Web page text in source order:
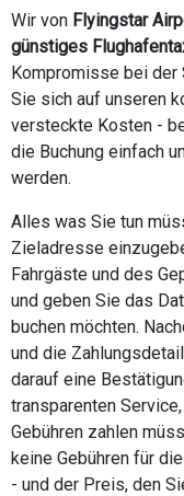
Wir von Flyingstar
günstiges
Kompromisse bei der
Sie sich auf unseren
versteckte Kosten -
die Buchung einfach
werden.
Alles was Sie tun
Zieladresse
Fahrgäste und des
und geben Sie das
buchen möchten.
und die
darauf eine
transparenten
Gebühren zahlen
keine Gebühren für
- und der Preis, den